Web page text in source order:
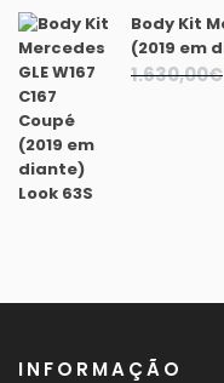
Body Kit
(2019 em
1.630,00€
INFORMAÇÃO